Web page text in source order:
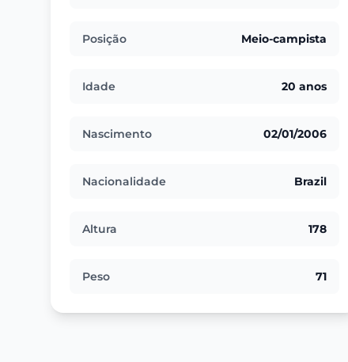
Posição Meio-campista
Idade 20 anos
Nascimento 02/01/2006
Nacionalidade Brazil
Altura 178
Peso 71